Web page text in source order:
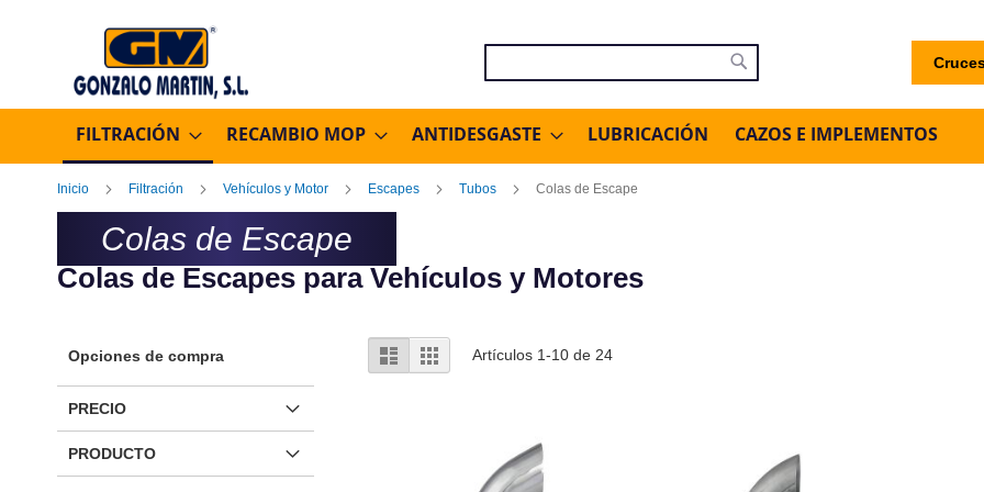
Buscar
FILTRACIÓN RECAMBIO MOP ANTIDESGASTE LUBRICACIÓN CAZOS E IMPLEMENTOS
Inicio Filtración Vehículos y Motor Escapes Tubos Colas de Escape
Colas de Escape
Colas de Escapes para Vehículos y Motores
Ver
como
Lista ParrillaArtículos 1-10 de24
Opciones de compra
PRECIO
PRODUCTO